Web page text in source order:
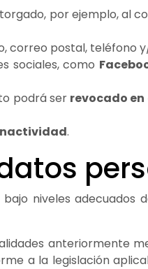
por ejemplo, al
correo postal, teléfono y/
sociales, como
podrá ser revocado
.
niveles adecuados
anteriormente
a la legislación